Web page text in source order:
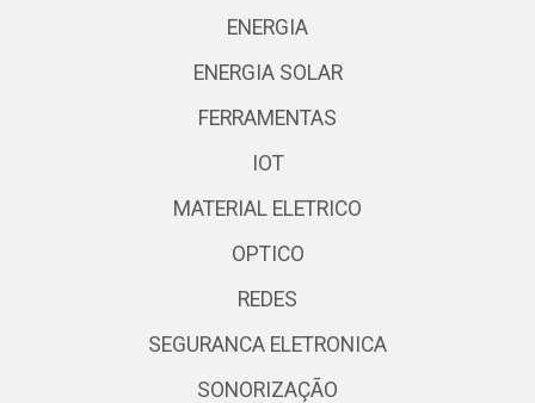
ENERGIA
ENERGIA SOLAR
FERRAMENTAS
IOT
MATERIAL ELETRICO
OPTICO
REDES
SEGURANCA ELETRONICA
SONORIZAÇÃO